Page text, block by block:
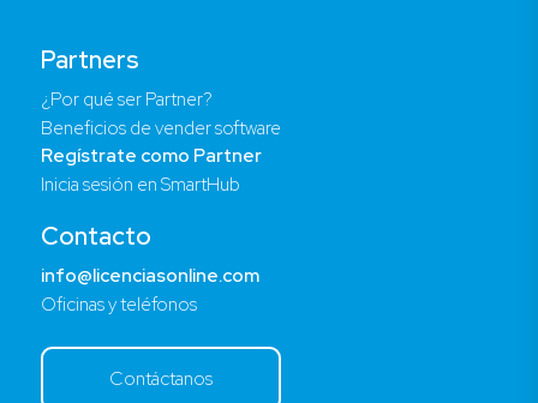
Partners
¿Por qué ser Partner?
Beneficios de vender software
Regístrate como Partner
Inicia sesión en SmartHub
Contacto
info@licenciasonline.com
Oficinas y teléfonos
Contáctanos